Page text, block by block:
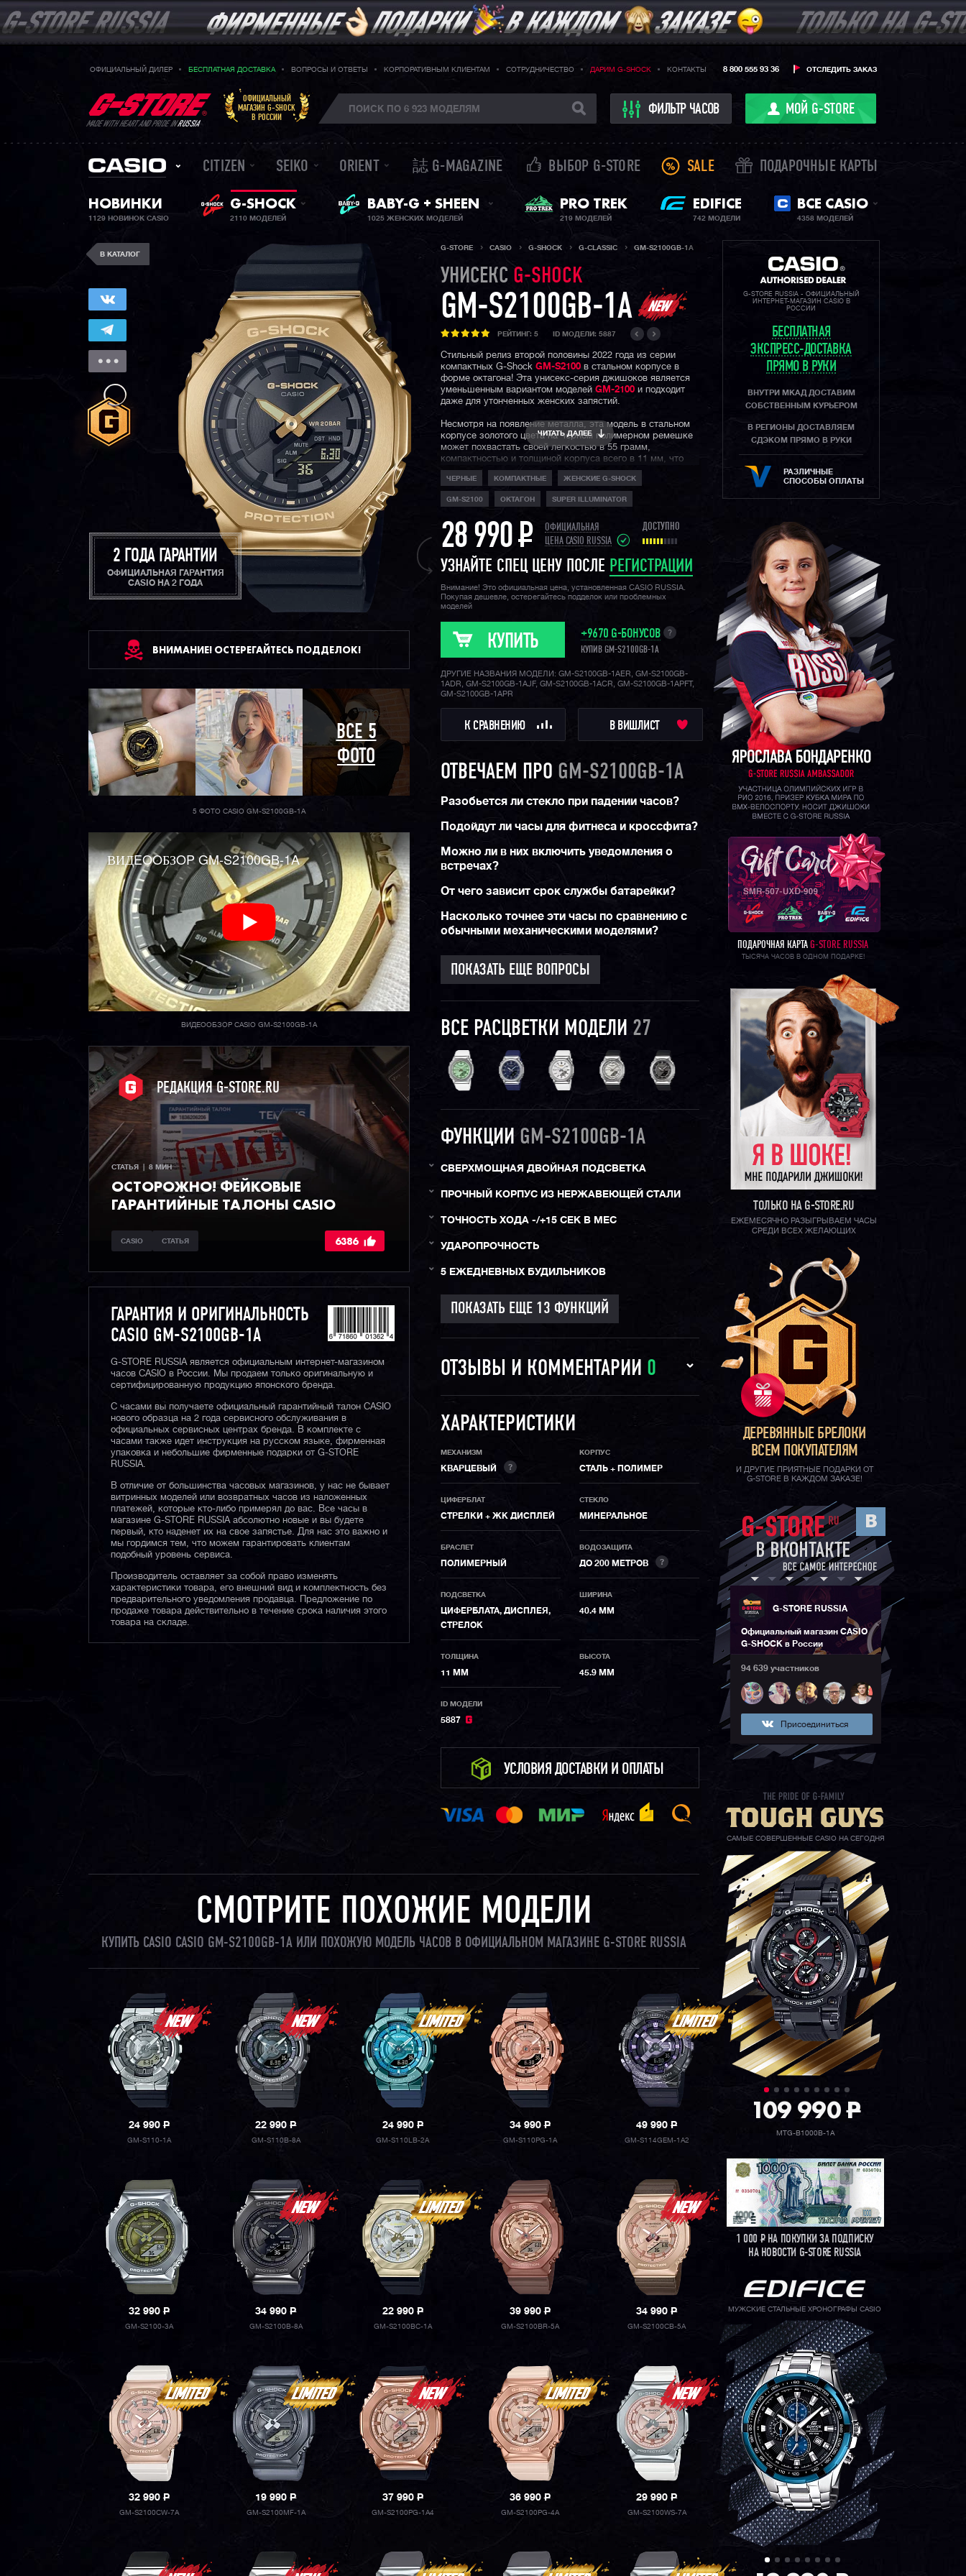
ОФИЦИАЛЬНЫЙ ДИЛЕР БЕСПЛАТНАЯ ДОСТАВКА ВОПРОСЫ И ОТВЕТЫ КОРПОРАТИВНЫМ КЛИЕНТАМ СОТРУДНИЧЕСТВО ДАРИМ G-SHOCK КОНТАКТЫ ОТСЛЕДИТЬ ЗАКАЗ
8 800 555 93 36
MADE WITH HEART AND PRIDE INRUSSIA
ОФИЦИАЛЬНЫЙ
МАГАЗИН G-SHOCK
В РОССИИ
ФИЛЬТР ЧАСОВ МОЙ G-STORE
CITIZEN SEIKO ORIENT 誌 G-MAGAZINE ВЫБОР G-STORE SALE ПОДАРОЧНЫЕ КАРТЫ
НОВИНКИ
1129 НОВИНОК CASIO
G-SHOCK
2110 МОДЕЛЕЙ
ЖЕНСКИЕ ЧАСЫ
BABY-G + SHEEN
1025 ЖЕНСКИХ МОДЕЛЕЙ
PRO TREK
219 МОДЕЛЕЙ
EDIFICE
742 МОДЕЛИ
ВСЕ CASIO
4358 МОДЕЛЕЙ
В КАТАЛОГ
2 ГОДА ГАРАНТИИ
ОФИЦИАЛЬНАЯ ГАРАНТИЯ
CASIO НА 2 ГОДА
ВНИМАНИЕ! ОСТЕРЕГАЙТЕСЬ ПОДДЕЛОК!
ВСЕ 5
ФОТО
5 ФОТО CASIO GM-S2100GB-1A
ВИДEOOБЗOP GM-S2100GB-1A
ВИДЕООБЗОР CASIO GM-S2100GB-1A
РЕДАКЦИЯ G-STORE.RU
СТАТЬЯ  |  8 МИН
ОСТОРОЖНО! ФЕЙКОВЫЕ
ГАРАНТИЙНЫЕ ТАЛОНЫ CASIO
CASIO СТАТЬЯ 6386
ГАРАНТИЯ И ОРИГИНАЛЬНОСТЬ
CASIO GM-S2100GB-1A
G-STORE RUSSIA является официальным интернет-магазином
часов CASIO в России. Мы продаем только оригинальную и
сертифицированную продукцию японского бренда.
С часами вы получаете официальный гарантийный талон CASIO
нового образца на 2 года сервисного обслуживания в
официальных сервисных центрах бренда. В комплекте с
часами также идет инструкция на русском языке, фирменная
упаковка и небольшие фирменные подарки от G-STORE
RUSSIA.
В отличие от большинства часовых магазинов, у нас не бывает
витринных моделей или возвратных часов из наложенных
платежей, которые кто-либо примерял до вас. Все часы в
магазине G-STORE RUSSIA абсолютно новые и вы будете
первый, кто наденет их на свое запястье. Для нас это важно и
мы гордимся тем, что можем гарантировать клиентам
подобный уровень сервиса.
Производитель оставляет за собой право изменять
характеристики товара, его внешний вид и комплектность без
предварительного уведомления продавца. Предложение по
продаже товара действительно в течение срока наличия этого
товара на складе.
G-STORE CASIO G-SHOCK G-CLASSIC GM-S2100GB-1A
УНИСЕКС G-SHOCK
GM-S2100GB-1A
РЕЙТИНГ: 5 ID МОДЕЛИ: 5887
Стильный релиз второй половины 2022 года из серии
компактных G-Shock GM-S2100 в стальном корпусе в
форме октагона! Эта унисекс-серия джишоков является
уменьшенным вариантом моделей GM-2100 и подходит
даже для утонченных женских запястий.
Несмотря на появление металла, эта модель в стальном
корпусе золотого цвета на черном полимерном ремешке
может похвастать своей легкостью в 55 грамм,
компактностью и толщиной корпуса всего в 11 мм, что
впечатляет на фоне более массивных собратьев по серии
G-Shock.
Часы выполнены в фешн стилистике, с лаконичным
Еще одна особенность часов — обновленное крепление
ремешка, теперь его смена займет у вас всего несколько
Конечно же, не стоит забывать про стандартную для
джишоков ударопрочность, водозащиту в 200 метров,
функции секундомера, таймера, мирового времени,
удобную функцию складывания стрелок для считывания
информации с дисплеев, а также яркую двойную
подсветку циферблата и дисплея.
ЧИТАТЬ ДАЛЕЕ
ЧЕРНЫЕ КОМПАКТНЫЕ ЖЕНСКИЕ G-SHOCK
GM-S2100 ОКТАГОН SUPER ILLUMINATOR
28 990P
ОФИЦИАЛЬНАЯ
ЦЕНА CASIO RUSSIA
ДОСТУПНО
УЗНАЙТЕ СПЕЦ ЦЕНУ ПОСЛЕ РЕГИСТРАЦИИ
Внимание! Это официальная цена, установленная CASIO RUSSIA.
Покупая дешевле, остерегайтесь подделок или проблемных
моделей
КУПИТЬ +9670 G-БОНУСОВ
КУПИВ GM-S2100GB-1A
?
ДРУГИЕ НАЗВАНИЯ МОДЕЛИ: GM-S2100GB-1AER, GM-S2100GB-
1ADR, GM-S2100GB-1AJF, GM-S2100GB-1ACR, GM-S2100GB-1APFT,
GM-S2100GB-1APR
К СРАВНЕНИЮ В ВИШЛИСТ
ОТВЕЧАЕМ ПРО GM-S2100GB-1A
Разобьется ли стекло при падении часов?
Подойдут ли часы для фитнеса и кроссфита?
Можно ли в них включить уведомления о
встречах?
От чего зависит срок службы батарейки?
Насколько точнее эти часы по сравнению с
обычными механическими моделями?
ПОКАЗАТЬ ЕЩЕ ВОПРОСЫ
ВСЕ РАСЦВЕТКИ МОДЕЛИ 27
ФУНКЦИИGM-S2100GB-1A
СВЕРХМОЩНАЯ ДВОЙНАЯ ПОДСВЕТКА
ПРОЧНЫЙ КОРПУС ИЗ НЕРЖАВЕЮЩЕЙ СТАЛИ
ТОЧНОСТЬ ХОДА -/+15 СЕК В МЕС
УДАРОПРОЧНОСТЬ
5 ЕЖЕДНЕВНЫХ БУДИЛЬНИКОВ
ОТЗЫВЫ И КОММЕНТАРИИ 0
ХАРАКТЕРИСТИКИ
МЕХАНИЗМ
КВАРЦЕВЫЙ ?
КОРПУС
СТАЛЬ + ПОЛИМЕР
ЦИФЕРБЛАТ
СТРЕЛКИ + ЖК ДИСПЛЕЙ
СТЕКЛО
МИНЕРАЛЬНОЕ
БРАСЛЕТ
ПОЛИМЕРНЫЙ
ВОДОЗАЩИТА
ДО 200 МЕТРОВ ?
ПОДСВЕТКА
ЦИФЕРБЛАТА, ДИСПЛЕЯ,
СТРЕЛОК
ШИРИНА
40.4 ММ
ТОЛЩИНА
11 ММ
ВЫСОТА
45.9 ММ
ID МОДЕЛИ
5887
УСЛОВИЯ ДОСТАВКИ И ОПЛАТЫ
СМОТРИТЕ ПОХОЖИЕ МОДЕЛИ
КУПИТЬ CASIO CASIO GM-S2100GB-1A ИЛИ ПОХОЖУЮ МОДЕЛЬ ЧАСОВ В ОФИЦИАЛЬНОМ МАГАЗИНЕ G-STORE RUSSIA
24 990P
GM-S110-1A
22 990P
GM-S110B-8A
24 990 P
GM-S110LB-2A
34 990P
GM-S110PG-1A
49 990P
GM-S114GEM-1A2
32 990P
GM-S2100-3A
34 990P
GM-S2100B-8A
22 990 P
GM-S2100BC-1A
39 990P
GM-S2100BR-5A
34 990P
GM-S2100CB-5A
32 990P
GM-S2100CW-7A
19 990P
GM-S2100MF-1A
37 990 P
GM-S2100PG-1A4
36 990P
GM-S2100PG-4A
29 990P
GM-S2100WS-7A
G-STORE RUSSIA - ОФИЦИАЛЬНЫЙ
ИНТЕРНЕТ-МАГАЗИН CASIO В
РОССИИ
БЕСПЛАТНАЯ
ЭКСПРЕСС-ДОСТАВКА
ПРЯМО В РУКИ
ВНУТРИ МКАД ДОСТАВИМ
СОБСТВЕННЫМ КУРЬЕРОМ
В РЕГИОНЫ ДОСТАВЛЯЕМ
СДЭКОМ ПРЯМО В РУКИ
РАЗЛИЧНЫЕ
СПОСОБЫ ОПЛАТЫ
ПОДАРОЧНАЯ КАРТА G-STORE RUSSIA
ТЫСЯЧА ЧАСОВ В ОДНОМ ПОДАРКЕ!
ТОЛЬКО НА G-STORE.RU
ЕЖЕМЕСЯЧНО РАЗЫГРЫВАЕМ ЧАСЫ
СРЕДИ ВСЕХ ЖЕЛАЮЩИХ
ДЕРЕВЯННЫЕ БРЕЛОКИ
ВСЕМ ПОКУПАТЕЛЯМ
И ДРУГИЕ ПРИЯТНЫЕ ПОДАРКИ ОТ
G-STORE В КАЖДОМ ЗАКАЗЕ!
G-STORE RUSSIA
Официальный магазин CASIO
G-SHOCK в России
94 639 участников
Присоединиться
САМЫЕ СОВЕРШЕННЫЕ CASIO НА СЕГОДНЯ
109 990P
MTG-B1000B-1A
1 000РНА ПОКУПКИ ЗА ПОДПИСКУ
НА НОВОСТИ G-STORE RUSSIA
МУЖСКИЕ СТАЛЬНЫЕ ХРОНОГРАФЫ CASIO